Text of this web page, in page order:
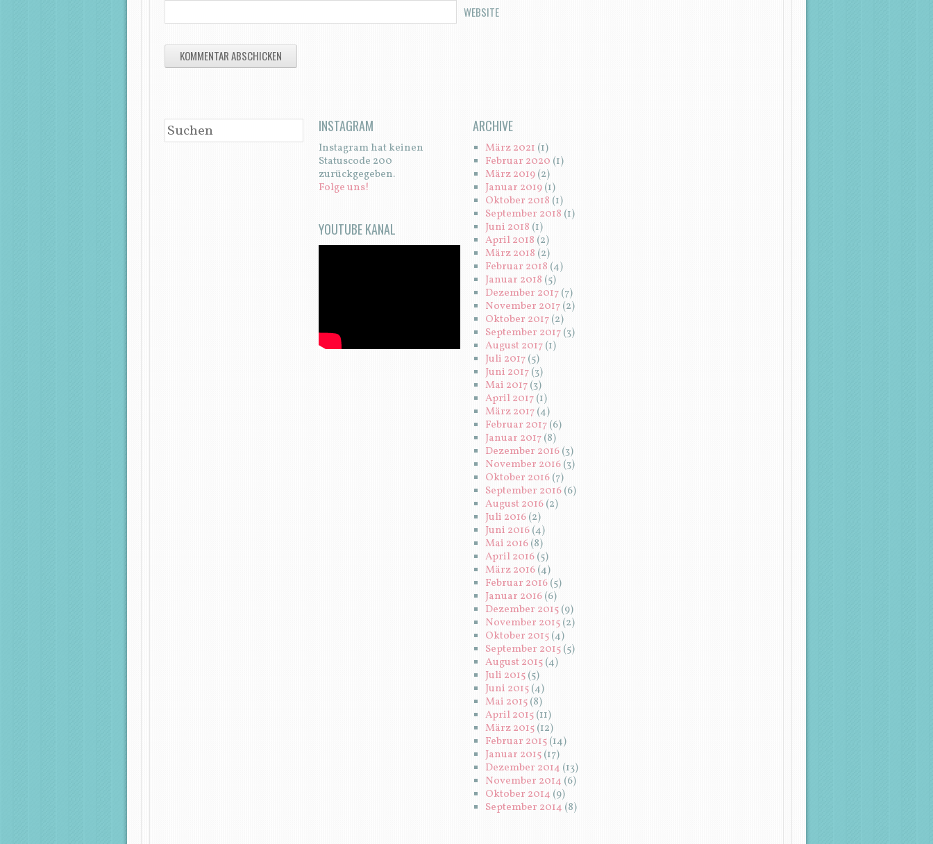
WEBSITE
SUCHEN INSTAGRAM
Instagram hat keinen
Statuscode 200
zurückgegeben.
Folge uns!
YOUTUBE KANAL
ARCHIVE
März 2021 (1)
Februar 2020 (1)
März 2019(2)
Januar 2019(1)
Oktober 2018 (1)
September 2018 (1)
Juni 2018 (1)
April 2018 (2)
März 2018 (2)
Februar 2018 (4)
Januar 2018 (5)
Dezember 2017(7)
November 2017(2)
Oktober 2017(2)
September 2017(3)
August 2017(1)
Juli 2017(5)
Juni 2017(3)
Mai 2017(3)
April 2017(1)
März 2017(4)
Februar 2017(6)
Januar 2017(8)
Dezember 2016(3)
November 2016(3)
Oktober 2016(7)
September 2016(6)
August 2016(2)
Juli 2016(2)
Juni 2016(4)
Mai 2016(8)
April 2016(5)
März 2016(4)
Februar 2016(5)
Januar 2016(6)
Dezember 2015(9)
November 2015(2)
Oktober 2015(4)
September 2015(5)
August 2015(4)
Juli 2015(5)
Juni 2015(4)
Mai 2015(8)
April 2015(11)
März 2015(12)
Februar 2015(14)
Januar 2015(17)
Dezember 2014 (13)
November 2014 (6)
Oktober 2014 (9)
September 2014 (8)